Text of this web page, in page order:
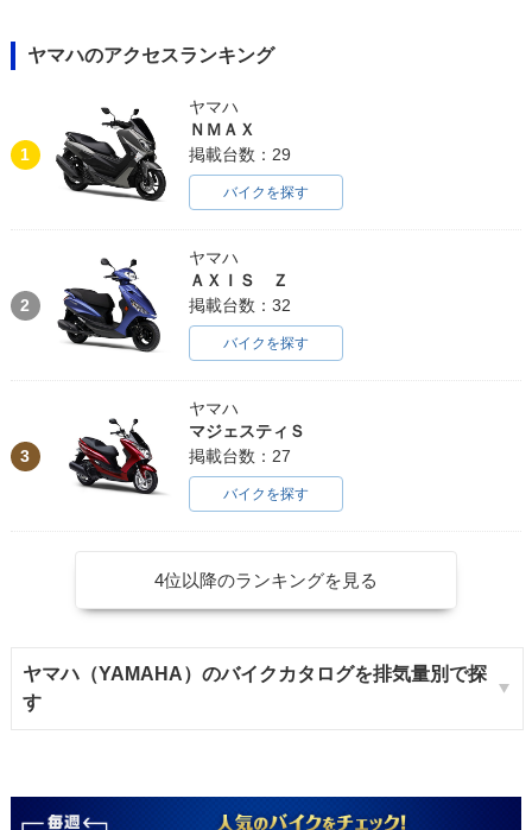
ヤマハのアクセスランキング
1
ヤマハ
ＮＭＡＸ
掲載台数：29
バイクを探す
2
ヤマハ
ＡＸＩＳ Ｚ
掲載台数：32
バイクを探す
3
ヤマハ
マジェスティＳ
掲載台数：27
バイクを探す
4位以降のランキングを見る
ヤマハ（YAMAHA）のバイクカタログを排気量別で探
す